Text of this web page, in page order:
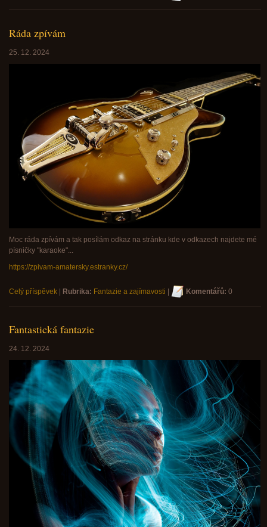
Ráda zpívám
25. 12. 2024
Moc ráda zpívám a tak posílám odkaz na stránku kde v odkazech najdete mé
písničky "karaoke"...
https://zpivam-amatersky.estranky.cz/
Celý příspěvek | Rubrika: Fantazie a zajímavosti | Komentářů: 0
Fantastická fantazie
24. 12. 2024